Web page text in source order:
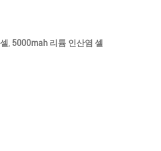
5000mah 리튬 인산염 셀